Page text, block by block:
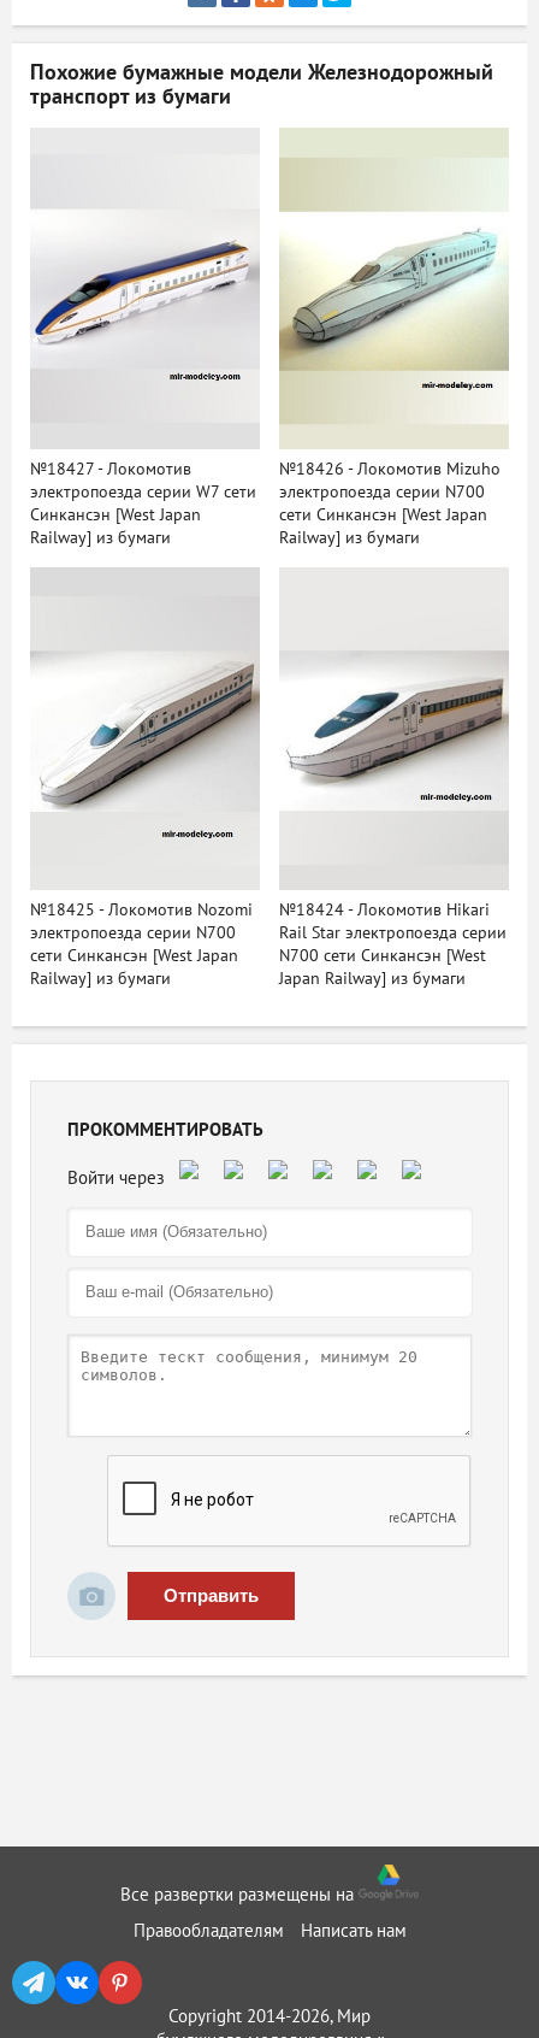
Похожие бумажные модели Железнодорожный
транспорт из бумаги
№18427 - Локомотив
электропоезда серии W7 сети
Синкансэн [West Japan
Railway] из бумаги
№18426 - Локомотив Mizuho
электропоезда серии N700
сети Синкансэн [West Japan
Railway] из бумаги
№18425 - Локомотив Nozomi
электропоезда серии N700
сети Синкансэн [West Japan
Railway] из бумаги
№18424 - Локомотив Hikari
Rail Star электропоезда серии
N700 сети Синкансэн [West
Japan Railway] из бумаги
ПРОКОММЕНТИРОВАТЬ
Отправить
Все развертки размещены на
Правообладателям
Написать нам
Copyright 2014-2026, Мир